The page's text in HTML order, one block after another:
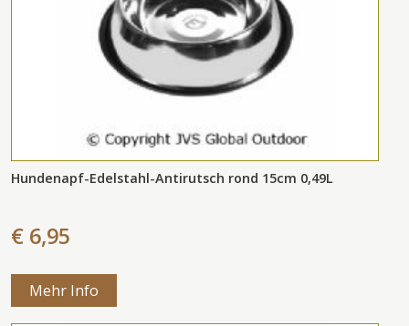
Hundenapf-Edelstahl-Antirutsch rond 15cm 0,49L
€ 6,95
Mehr Info